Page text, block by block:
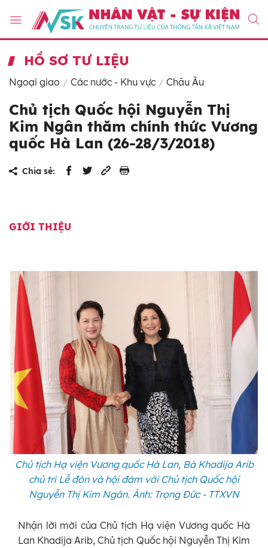
HỒ SƠ TƯ LIỆU
Ngoại giao Các nước - Khu vực Châu Âu
Chủ tịch Quốc hội Nguyễn Thị
Kim Ngân thăm chính thức Vương
quốc Hà Lan (26-28/3/2018)
Chia sẻ:
GIỚI THIỆU
Chủ tịch Hạ viện Vương quốc Hà Lan, Bà Khadija Arib
chủ trì Lễ đón và hội đàm với Chủ tịch Quốc hội
Nguyễn Thị Kim Ngân. Ảnh: Trọng Đức - TTXVN
Nhận lời mời của Chủ tịch Hạ viện Vương quốc Hà
Lan Khadija Arib, Chủ tịch Quốc hội Nguyễn Thị Kim